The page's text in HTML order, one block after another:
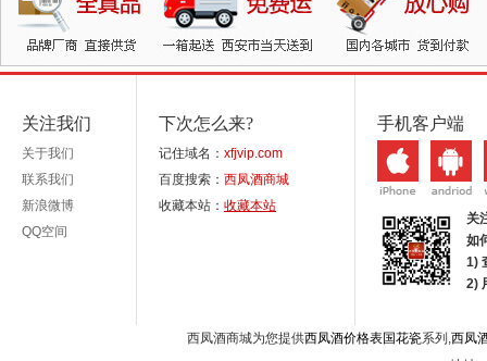
关注我们
关于我们
联系我们
新浪微博
QQ空间
下次怎么来?
记住域名： xfjvip.com
百度搜索： 西凤酒商城
收藏本站： 收藏本站
手机客户端
关
如
1)
2)
西凤酒商城为您提供西凤酒价格表国花瓷系列,西凤